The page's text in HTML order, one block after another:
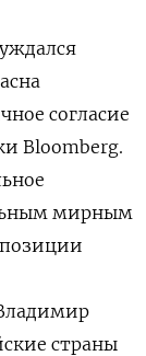
согласие
Bloomberg.
мирным
позиции
страны